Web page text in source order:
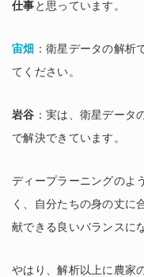
仕事と思っています。
宙畑 ：衛星データの解析
てください。
岩谷 ：実は、衛星データ
で解決できています。
ディープラーニングのよ
く、自分たちの身の丈に
献できる良いバランスに
やはり、解析以上に農家